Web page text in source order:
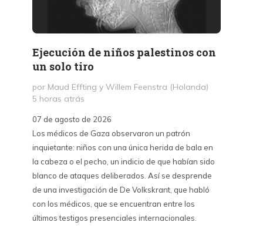
Ejecución de niños palestinos con
un solo tiro
por Maud Effting y Willem Feenstra (Holanda)
5 horas atrás
07 de agosto de 2026
Los médicos de Gaza observaron un patrón
inquietante: niños con una única herida de bala en
la cabeza o el pecho, un indicio de que habían sido
blanco de ataques deliberados. Así se desprende
de una investigación de De Volkskrant, que habló
con los médicos, que se encuentran entre los
últimos testigos presenciales internacionales.